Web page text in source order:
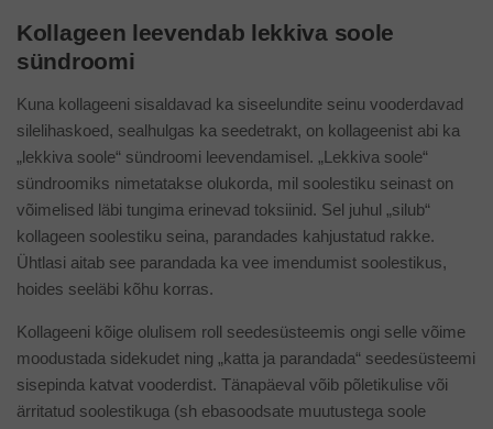
Kollageen leevendab lekkiva soole
sündroomi
Kuna kollageeni sisaldavad ka siseelundite seinu vooderdavad
silelihaskoed, sealhulgas ka seedetrakt, on kollageenist abi ka
„lekkiva soole“ sündroomi leevendamisel. „Lekkiva soole“
sündroomiks nimetatakse olukorda, mil soolestiku seinast on
võimelised läbi tungima erinevad toksiinid. Sel juhul „silub“
kollageen soolestiku seina, parandades kahjustatud rakke.
Ühtlasi aitab see parandada ka vee imendumist soolestikus,
hoides seeläbi kõhu korras.
Kollageeni kõige olulisem roll seedesüsteemis ongi selle võime
moodustada sidekudet ning „katta ja parandada“ seedesüsteemi
sisepinda katvat vooderdist. Tänapäeval võib põletikulise või
ärritatud soolestikuga (sh ebasoodsate muutustega soole